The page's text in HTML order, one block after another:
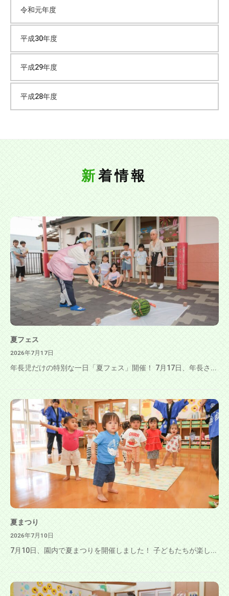
令和元年度
平成30年度
平成29年度
平成28年度
新着情報
夏フェス
2026年7月17日
年長児だけの特別な一日「夏フェス」開催！ 7月17日、年長さ...
夏まつり
2026年7月10日
7月10日、園内で夏まつりを開催しました！ 子どもたちが楽し...